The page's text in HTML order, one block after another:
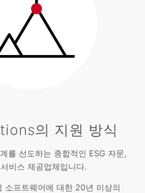
의 지원 방식
를 선도하는 종합적인 ESG 자문,
비스 제공업체입니다.
소프트웨어에 대한 20년 이상의